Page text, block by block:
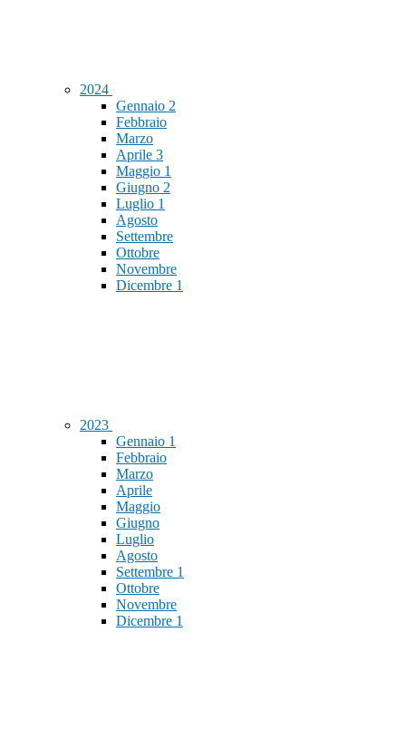
2024
Gennaio 2
Febbraio
Marzo
Aprile 3
Maggio 1
Giugno 2
Luglio 1
Agosto
Settembre
Ottobre
Novembre
Dicembre 1
2023
Gennaio 1
Febbraio
Marzo
Aprile
Maggio
Giugno
Luglio
Agosto
Settembre 1
Ottobre
Novembre
Dicembre 1